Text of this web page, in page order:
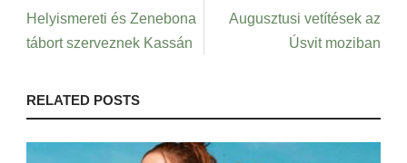
Helyismereti és Zenebona
tábort szerveznek Kassán
Augusztusi vetítések az
Úsvit moziban
RELATED POSTS